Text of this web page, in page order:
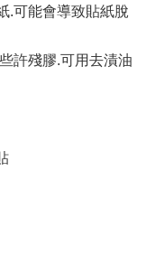
.可能會導致貼紙脫
許殘膠.可用去漬油